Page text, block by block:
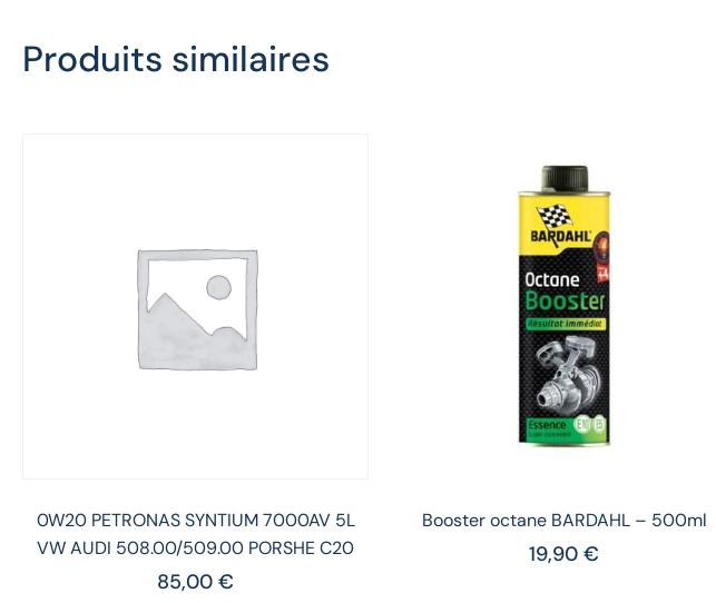
Produits similaires
0W20 PETRONAS SYNTIUM 7000AV 5L
VW AUDI 508.00/509.00 PORSHE C20
85,00 €
Booster octane BARDAHL – 500ml
19,90 €